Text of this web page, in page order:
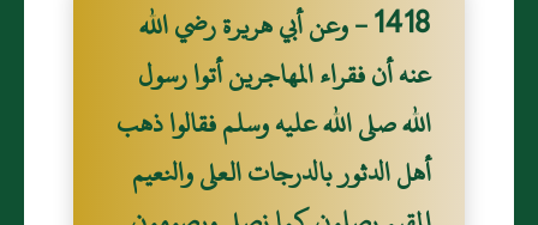
1418 - وعن أبي هريرة رضي الله
عنه أن فقراء المهاجرين أتوا رسول
الله صلى الله عليه وسلم فقالوا ذهب
أهل الدثور بالدرجات العلى والنعيم